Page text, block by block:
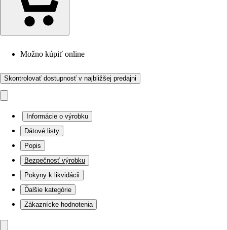
Možno kúpiť online
Skontrolovať dostupnosť v najbližšej predajni
Informácie o výrobku
Dátové listy
Popis
Bezpečnosť výrobku
Pokyny k likvidácii
Ďalšie kategórie
Zákaznícke hodnotenia